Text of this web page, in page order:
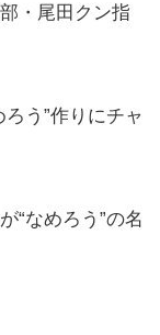
・尾田クン指
う”作りにチャ
“なめろう”の名